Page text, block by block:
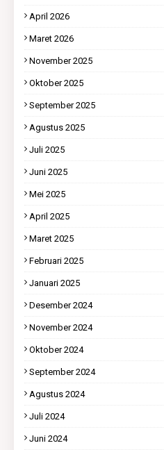
April 2026
Maret 2026
November 2025
Oktober 2025
September 2025
Agustus 2025
Juli 2025
Juni 2025
Mei 2025
April 2025
Maret 2025
Februari 2025
Januari 2025
Desember 2024
November 2024
Oktober 2024
September 2024
Agustus 2024
Juli 2024
Juni 2024